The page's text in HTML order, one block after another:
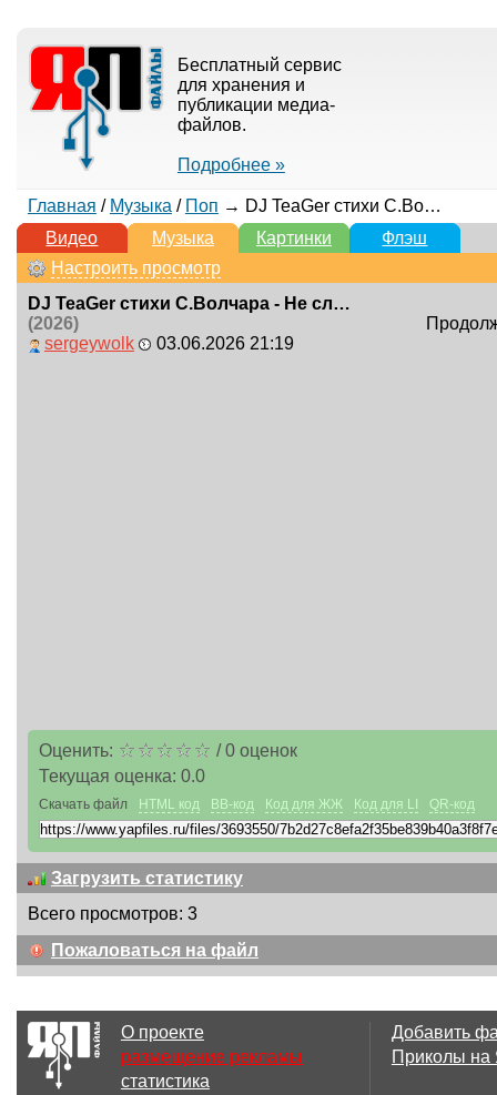
Бесплатный сервис
для хранения и
публикации медиа-
файлов.
Подробнее »
Главная / Музыка / Поп → DJ TeaGer стихи С.Волчара - Не сложилось
Видео
Музыка Картинки
Флэш
Настроить просмотр
DJ TeaGer стихи С.Волчара - Не сложилось
(2026)
sergeywolk
03.06.2026 21:19
Оценить: /0оценок
Текущая оценка: 0.0
Скачать файл HTML код BB-код Код для ЖЖ Код для LI QR-код
Загрузить статистику
Всего просмотров: 3
Пожаловаться на файл
О проекте
размещение рекламы
статистика
Добавить
Приколы